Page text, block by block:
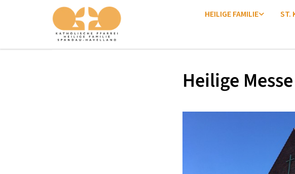
HEILIGE FAMILIE ST.
Heilige